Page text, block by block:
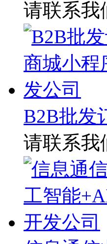
请联系我
B2B批发
请联系我